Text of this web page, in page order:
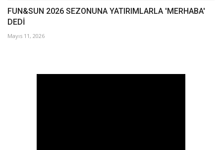
FUN&SUN 2026 SEZONUNA YATIRIMLARLA 'MERHABA'
DEDİ
Mayıs 11, 2026